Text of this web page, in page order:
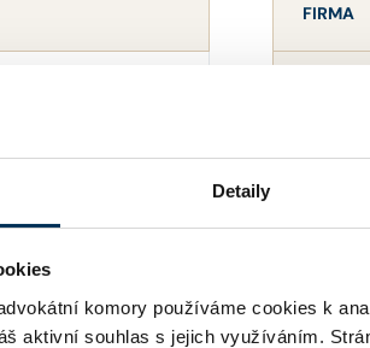
Detaily
komory používáme cookies k
aktivní souhlas s jejich využíváním.
FIRMA
IČO
WWW